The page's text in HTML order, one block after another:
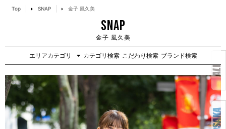
Top SNAP 金子 風久美
SNAP
金子 風久美
エリアカテゴリ カテゴリ検索 こだわり検索 ブランド検索